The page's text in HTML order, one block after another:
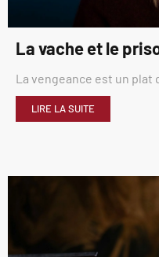
La vache et le
La vengeance est un plat
LIRE LA SUITE